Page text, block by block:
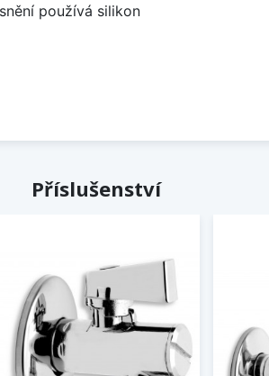
používá silikon
Příslušenství